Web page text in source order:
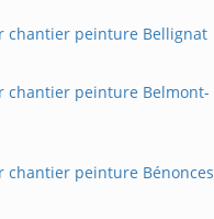
chantier peinture Bellignat
chantier peinture Belmont-
chantier peinture Bénonces